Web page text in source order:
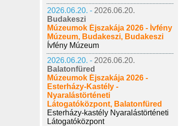
2026.06.20. - 2026.06.20.
Budakeszi
Múzeumok Éjszakája 2026 - Ívfény
Múzeum, Budakeszi, Budakeszi
Ívfény Múzeum
2026.06.20. - 2026.06.20.
Balatonfüred
Múzeumok Éjszakája 2026 -
Esterházy-Kastély -
Nyaralástörténeti
Látogatóközpont, Balatonfüred
Esterházy-kastély Nyaralástörténeti
Látogatóközpont